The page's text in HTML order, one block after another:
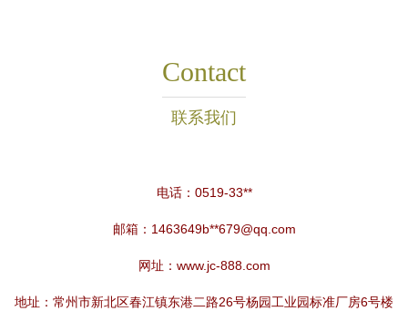
Contact
联系我们
电话：0519-33**
邮箱：1463649b**679@qq.com
网址： www.jc-888.com
地址：常州市新北区春江镇东港二路26号杨园工业园标准厂房6号楼